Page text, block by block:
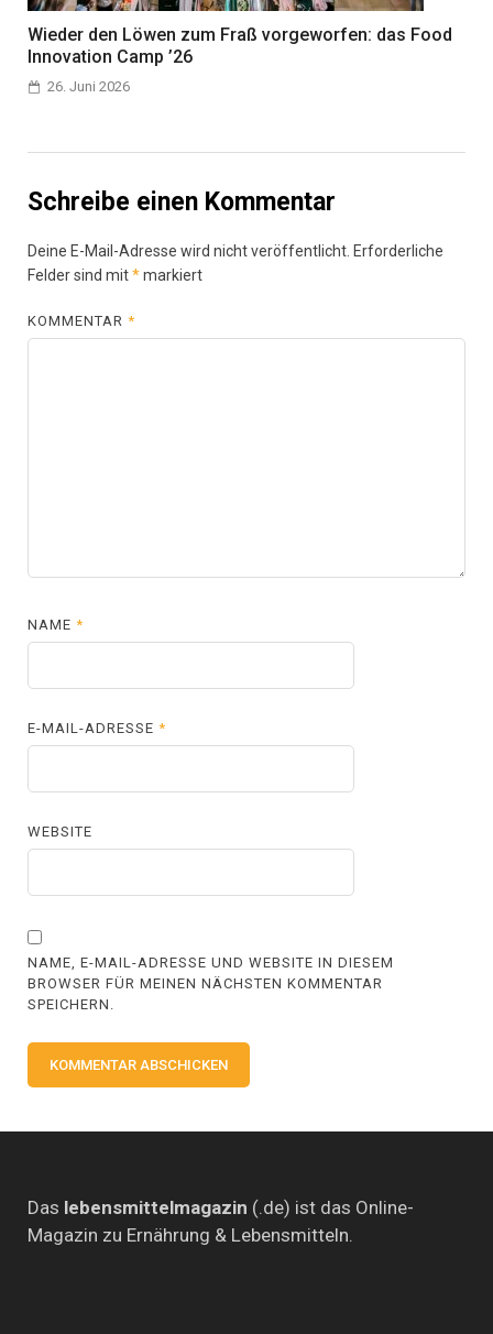
Wieder den Löwen zum Fraß vorgeworfen: das Food
Innovation Camp ’26
26. Juni 2026
Schreibe einen Kommentar
Deine E-Mail-Adresse wird nicht veröffentlicht. Erforderliche
Felder sind mit*markiert
KOMMENTAR*
NAME*
E-MAIL-ADRESSE*
WEBSITE
NAME, E-MAIL-ADRESSE UND WEBSITE IN DIESEM
BROWSER FÜR MEINEN NÄCHSTEN KOMMENTAR
SPEICHERN.
Das lebensmittelmagazin (.de) ist das Online-
Magazin zu Ernährung & Lebensmitteln.